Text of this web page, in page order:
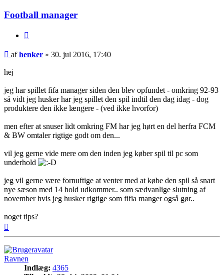
Football manager
Indlæg
afhenker » 30. jul 2016, 17:40
hej
jeg har spillet fifa manager siden den blev opfundet - omkring 92-93
så vidt jeg husker har jeg spillet den spil indtil den dag idag - dog
produktere den ikke længere - (ved ikke hvorfor)
men efter at snuser lidt omkring FM har jeg hørt en del herfra FCM
& BW omtaler rigtige godt om den...
vil jeg gerne vide mere om den inden jeg køber spil til pc som
underhold
jeg vil gerne være fornuftige at venter med at købe den spil så snart
nye sæson med 14 hold udkommer.. som sædvanlige slutning af
november hvis jeg husker rigtige som fifia manger også gør..
noget tips?
Ravnen
Indlæg: 4365